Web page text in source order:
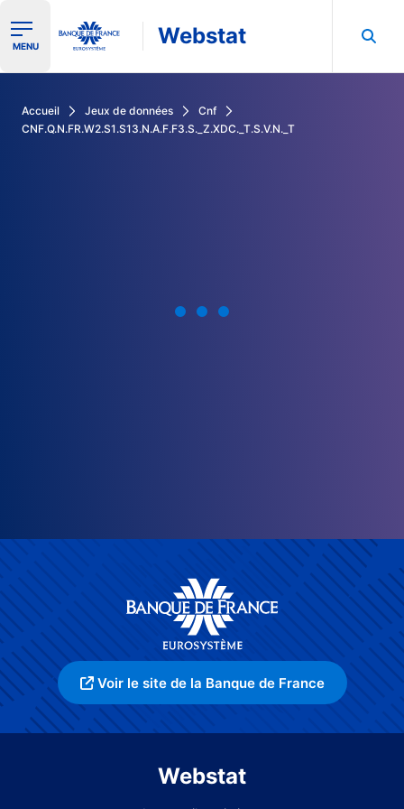
Ouvrir le menu de navigation
MENU Webstat
Accueil Jeux de données
Cnf
CNF.Q.N.FR.W2.S1.S13.N.A.F.F3.S._Z.XDC._T.S.V.N._T
Voir le site de la Banque de France
Webstat